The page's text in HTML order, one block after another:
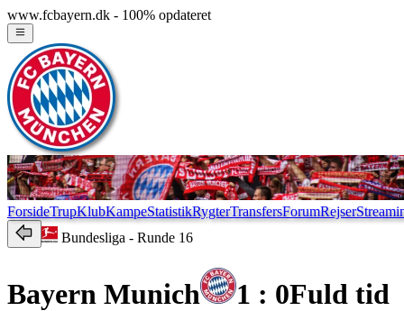
www.fcbayern.dk - 100% opdateret
ForsideTrupKlubKampeStatistikRygterTransfersForumRejser
Bundesliga - Runde 16
Bayern Munich 1 : 0Fuld tid